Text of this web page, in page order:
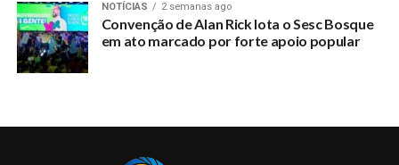
UP NEXT
Dia Nacional Contra Abuso Sexual de Crianças e
Jovens é celebrado nesta quinta (18)
DON'T MISS
NOTÍCIAS 2 semanas ago
Convenção de Alan Rick lota o Sesc Bosque
em ato marcado por forte apoio popular